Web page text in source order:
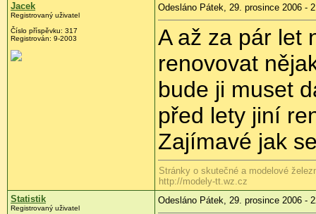
Jacek
Registrovaný uživatel
Číslo příspěvku: 317
Registrován: 9-2003
Odesláno Pátek, 29. prosince 2006 -
A až za pár let
renovovat
bude ji muset
před lety jiní
Zajímavé jak
Stránky o skutečné a modelové
http://modely-tt.wz.cz
Statistik
Registrovaný uživatel
Odesláno Pátek, 29. prosince 2006 -